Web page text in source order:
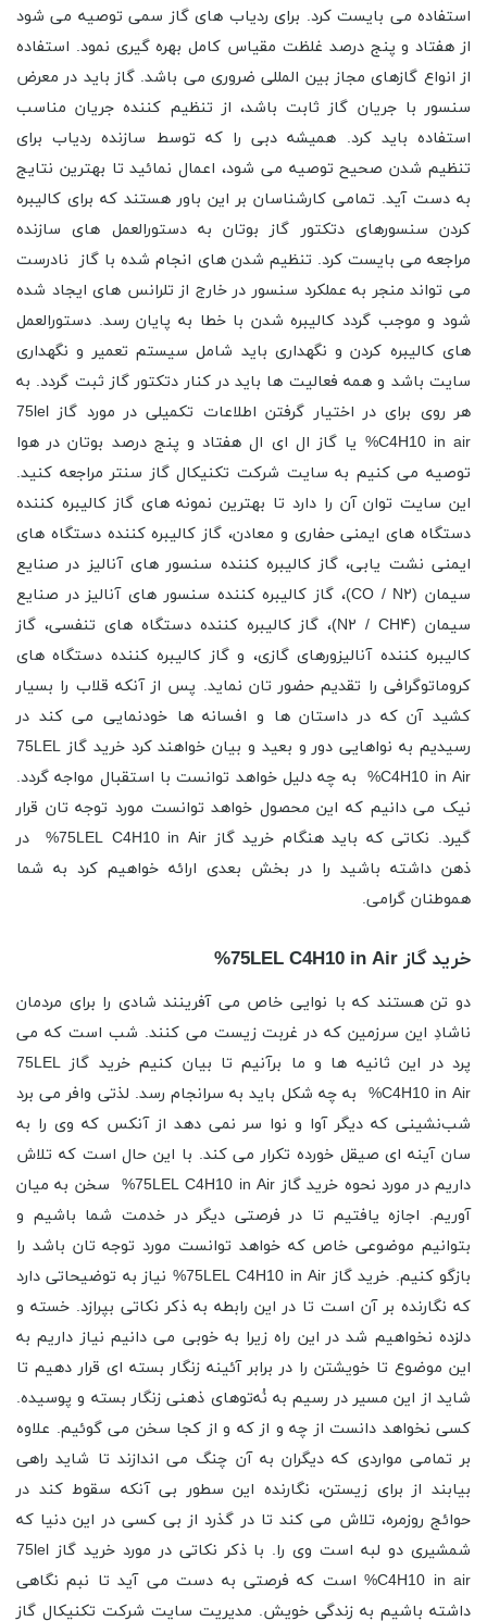
استفاده می بایست کرد. برای ردیاب های گاز سمی توصیه می شود
از هفتاد و پنج درصد غلظت مقیاس کامل بهره گیری نمود. استفاده
از انواع گازهای مجاز بین المللی ضروری می باشد. گاز باید در معرض
سنسور با جریان گاز ثابت باشد، از تنظیم کننده جریان مناسب
استفاده باید کرد. همیشه دبی را که توسط سازنده ردیاب برای
تنظیم شدن صحیح توصیه می شود، اعمال نمائید تا بهترین نتایج
به دست آید. تمامی کارشناسان بر این باور هستند که برای کالیبره
کردن سنسورهای دتکتور گاز بوتان به دستورالعمل های سازنده
مراجعه می بایست کرد. تنظیم شدن های انجام شده با گاز نادرست
می تواند منجر به عملکرد سنسور در خارج از تلرانس های ایجاد شده
شود و موجب گردد کالیبره شدن با خطا به پایان رسد. دستورالعمل
های کالیبره کردن و نگهداری باید شامل سیستم تعمیر و نگهداری
سایت باشد و همه فعالیت ها باید در کنار دتکتور گاز ثبت گردد. به
هر روی برای در اختیار گرفتن اطلاعات تکمیلی در مورد گاز 75lel
C4H10 in air% یا گاز ال ای ال هفتاد و پنج درصد بوتان در هوا
توصیه می کنیم به سایت شرکت تکنیکال گاز سنتر مراجعه کنید.
این سایت توان آن را دارد تا بهترین نمونه های گاز کالیبره کننده
دستگاه های ایمنی حفاری و معادن، گاز کالیبره کننده دستگاه های
ایمنی نشت یابی، گاز کالیبره کننده سنسور های آنالیز در صنایع
سیمان (CO / N۲)، گاز کالیبره کننده سنسور های آنالیز در صنایع
سیمان (N۲ / CH۴)، گاز کالیبره کننده دستگاه های تنفسی، گاز
کالیبره کننده آنالیزورهای گازی، و گاز کالیبره کننده دستگاه های
کروماتوگرافی را تقدیم حضور تان نماید. پس از آنکه قلاب را بسیار
کشید آن که در داستان ها و افسانه ها خودنمایی می کند در
رسیدیم به نواهایی دور و بعید و بیان خواهند کرد خرید گاز 75LEL
C4H10 in Air% به چه دلیل خواهد توانست با استقبال مواجه گردد.
نیک می دانیم که این محصول خواهد توانست مورد توجه تان قرار
گیرد. نکاتی که باید هنگام خرید گاز 75LEL C4H10 in Air% در
ذهن داشته باشید را در بخش بعدی ارائه خواهیم کرد به شما
هموطنان گرامی.
خرید گاز 75LEL C4H10 in Air%
دو تن هستند که با نوایی خاص می آفرینند شادی را برای مردمان
ناشادِ این سرزمین که در غربت زیست می کنند. شب است که می
پرد در این ثانیه ها و ما برآنیم تا بیان کنیم خرید گاز 75LEL
C4H10 in Air% به چه شکل باید به سرانجام رسد. لذتی وافر می برد
شب‌نشینی که دیگر آوا و نوا سر نمی دهد از آنکس که وی را به
سان آینه ای صیقل خورده تکرار می کند. با این حال است که تلاش
داریم در مورد نحوه خرید گاز 75LEL C4H10 in Air% سخن به میان
آوریم. اجازه یافتیم تا در فرصتی دیگر در خدمت شما باشیم و
بتوانیم موضوعی خاص که خواهد توانست مورد توجه تان باشد را
بازگو کنیم. خرید گاز 75LEL C4H10 in Air% نیاز به توضیحاتی دارد
که نگارنده بر آن است تا در این رابطه به ذکر نکاتی بپرازد. خسته و
دلزده نخواهیم شد در این راه زیرا به خوبی می دانیم نیاز داریم به
این موضوع تا خویشتن را در برابر آئینه زنگار بسته ای قرار دهیم تا
شاید از این مسیر در رسیم به نُه‌توهای ذهنی زنگار بسته و پوسیده.
کسی نخواهد دانست از چه و از که و از کجا سخن می گوئیم. علاوه
بر تمامی مواردی که دیگران به آن چنگ می اندازند تا شاید راهی
بیابند از برای زیستن، نگارنده این سطور بی آنکه سقوط کند در
حوائج روزمره، تلاش می کند تا در گذرد از بی کسی در این دنیا که
شمشیری دو لبه است وی را. با ذکر نکاتی در مورد خرید گاز 75lel
C4H10 in air% است که فرصتی به دست می آید تا نبم نگاهی
داشته باشیم به زندگی خویش. مدیریت سایت شرکت تکنیکال گاز